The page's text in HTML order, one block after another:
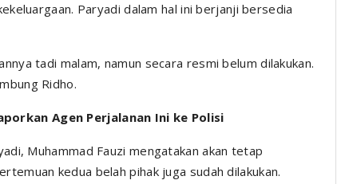
Paryadi dalam hal ini berjanji bersedia
tadi malam, namun secara resmi belum dilakukan.
Ridho.
Agen Perjalanan Ini ke Polisi
Muhammad Fauzi mengatakan akan tetap
kedua belah pihak juga sudah dilakukan.